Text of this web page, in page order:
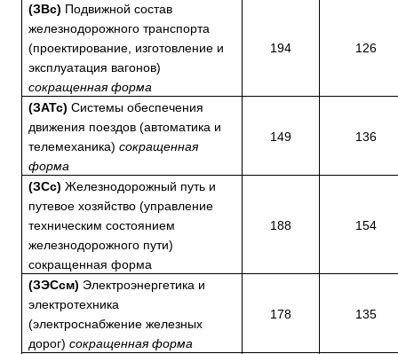
(ЗВс) Подвижной состав
железнодорожного транспорта
(проектирование, изготовление и
эксплуатация вагонов)
сокращенная форма
194 126
(ЗАТс) Системы обеспечения
движения поездов (автоматика и
телемеханика) сокращенная
форма
149 136
(ЗСс) Железнодорожный путь и
путевое хозяйство (управление
техническим состоянием
железнодорожного пути)
сокращенная форма
188 154
(ЗЭСсм) Электроэнергетика и
электротехника
(электроснабжение железных
дорог) сокращенная форма
178 135